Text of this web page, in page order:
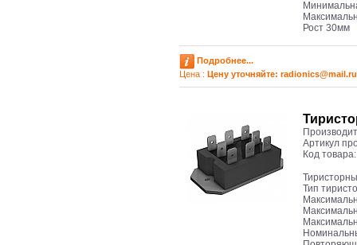
Рост 30мм
Подробнее...
Цена : Цену уточняйте: radioniсs@mail.ru
Артикул
Код
Тип